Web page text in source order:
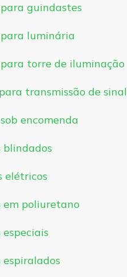
guindastes
luminária
torre de iluminação
transmissão de sinal
encomenda
blindados
elétricos
em poliuretano
especiais
espiralados